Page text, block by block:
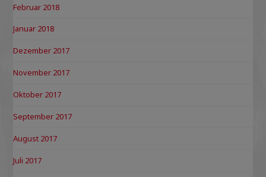
Februar 2018
Januar 2018
Dezember 2017
November 2017
Oktober 2017
September 2017
August 2017
Juli 2017